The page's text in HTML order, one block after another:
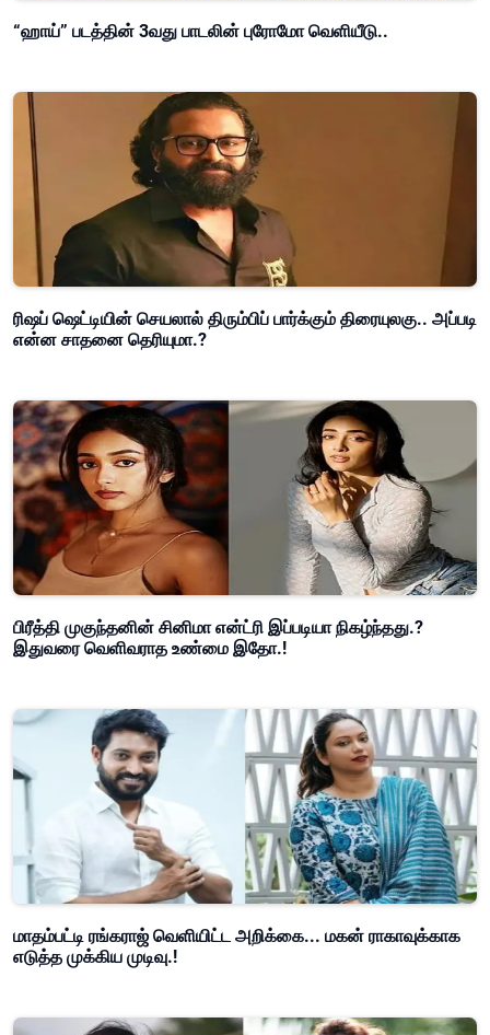
“ஹாய்” படத்தின் 3வது பாடலின் புரோமோ வெளியீடு..
ரிஷப் ஷெட்டியின் செயலால் திரும்பிப் பார்க்கும் திரையுலகு.. அப்படி
என்ன சாதனை தெரியுமா.?
பிரீத்தி முகுந்தனின் சினிமா என்ட்ரி இப்படியா நிகழ்ந்தது.?
இதுவரை வெளிவராத உண்மை இதோ.!
மாதம்பட்டி ரங்கராஜ் வெளியிட்ட அறிக்கை... மகன் ராகாவுக்காக
எடுத்த முக்கிய முடிவு.!